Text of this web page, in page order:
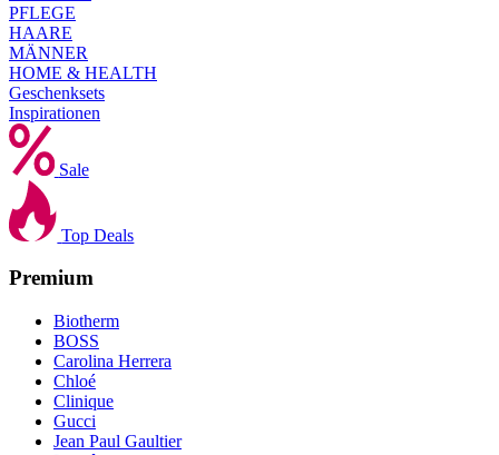
PFLEGE
HAARE
MÄNNER
HOME & HEALTH
Geschenksets
Inspirationen
Sale
Top Deals
Premium
Biotherm
BOSS
Carolina Herrera
Chloé
Clinique
Gucci
Jean Paul Gaultier